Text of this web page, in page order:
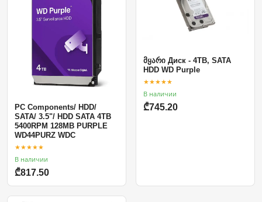
PC Components/ HDD/
SATA/ 3.5"/ HDD SATA 4TB
5400RPM 128MB PURPLE
WD44PURZ WDC
★★★★★
В наличии
₾817.50
მყარი Диск - 4TB, SATA
HDD WD Purple
★★★★★
В наличии
₾745.20